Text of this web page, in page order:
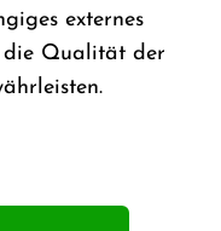
externes
die Qualität der